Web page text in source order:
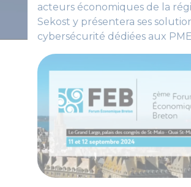
acteurs économiques de la
Sekost y présentera ses
cybersécurité dédiées aux